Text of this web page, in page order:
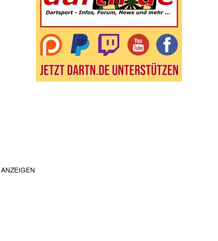
ANZEIGEN